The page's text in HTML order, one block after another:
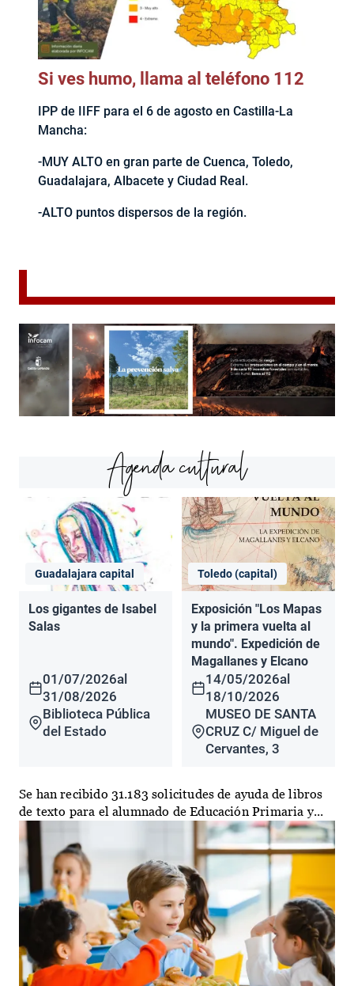
Si ves humo, llama al teléfono 112
IPP de IIFF para el 6 de agosto en Castilla-La
Mancha:
-MUY ALTO en gran parte de Cuenca, Toledo,
Guadalajara, Albacete y Ciudad Real.
-ALTO puntos dispersos de la región.
Agenda cultural
Guadalajara capital
Los gigantes de Isabel
Salas
01/07/2026al
31/08/2026
Biblioteca Pública
del Estado
Toledo (capital)
Exposición "Los Mapas
y la primera vuelta al
mundo". Expedición de
Magallanes y Elcano
14/05/2026al
18/10/2026
MUSEO DE SANTA
CRUZ C/ Miguel de
Cervantes, 3
Se han recibido 31.183 solicitudes de ayuda de libros
de texto para el alumnado de Educación Primaria y...